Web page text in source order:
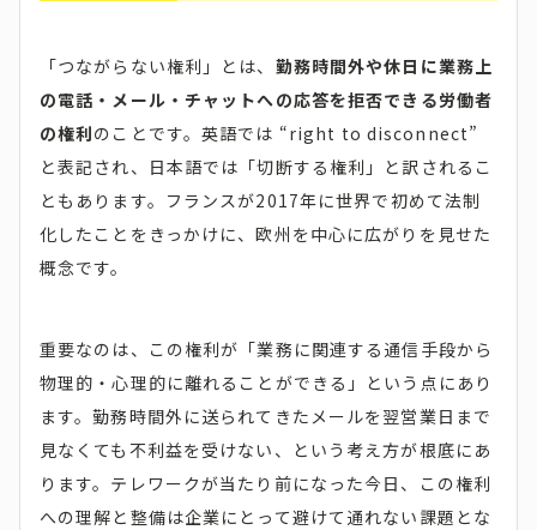
「つながらない権利」とは、 勤務時間外や休日に業務上
の電話・メール・チャットへの応答を拒否できる労働者
の権利のことです。英語では “right to disconnect”
と表記され、日本語では「切断する権利」と訳されるこ
ともあります。フランスが2017年に世界で初めて法制
化したことをきっかけに、欧州を中心に広がりを見せた
概念です。
重要なのは、この権利が「業務に関連する通信手段から
物理的・心理的に離れることができる」という点にあり
ます。勤務時間外に送られてきたメールを翌営業日まで
見なくても不利益を受けない、という考え方が根底にあ
ります。テレワークが当たり前になった今日、この権利
への理解と整備は企業にとって避けて通れない課題とな